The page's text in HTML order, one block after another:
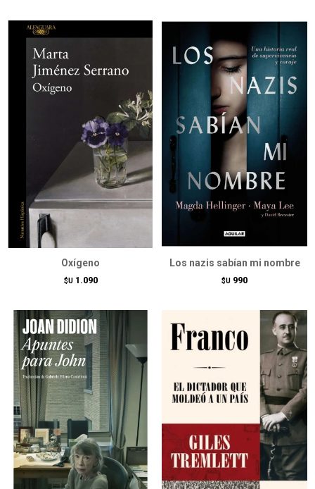
Oxígeno
$U 1.090
Los nazis sabían mi nombre
$U 990